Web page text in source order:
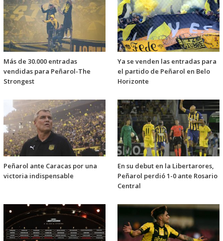
Más de 30.000 entradas
vendidas para Peñarol-The
Strongest
Ya se venden las entradas para
el partido de Peñarol en Belo
Horizonte
Peñarol ante Caracas por una
victoria indispensable
En su debut en la Libertarores,
Peñarol perdió 1-0 ante Rosario
Central